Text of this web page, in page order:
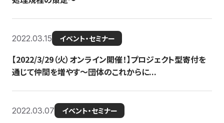
2022.03.15 イベント・セミナー
【2022/3/29（火）オンライン開催！】プロジェクト型寄付を
通じて仲間を増やす～団体のこれからに...
2022.03.07 イベント・セミナー